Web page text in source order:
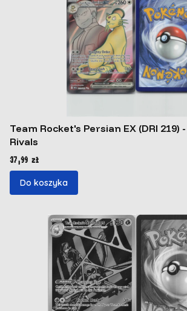
Team Rocket's Persian EX (DRI 219)
Rivals
Cena
37,99 zł
Do koszyka